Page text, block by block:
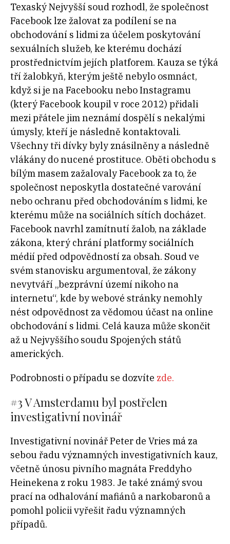
Texaský Nejvyšší soud rozhodl, že společnost
Facebook lze žalovat za podílení se na
obchodování s lidmi za účelem poskytování
sexuálních služeb, ke kterému dochází
prostřednictvím jejích platforem. Kauza se týká
tří žalobkyň, kterým ještě nebylo osmnáct,
když si je na Facebooku nebo Instagramu
(který Facebook koupil v roce 2012) přidali
mezi přátele jim neznámí dospělí s nekalými
úmysly, kteří je následně kontaktovali.
Všechny tři dívky byly znásilněny a následně
vlákány do nucené prostituce. Oběti obchodu s
bílým masem zažalovaly Facebook za to, že
společnost neposkytla dostatečné varování
nebo ochranu před obchodováním s lidmi, ke
kterému může na sociálních sítích docházet.
Facebook navrhl zamítnutí žalob, na základe
zákona, který chrání platformy sociálních
médií před odpovědností za obsah. Soud ve
svém stanovisku argumentoval, že zákony
nevytváří „bezprávní území nikoho na
internetu“, kde by webové stránky nemohly
nést odpovědnost za vědomou účast na online
obchodování s lidmi. Celá kauza může skončit
až u Nejvyššího soudu Spojených států
amerických.
Podrobnosti o případu se dozvíte zde.
#3 V Amsterdamu byl postřelen
investigativní novinář
Investigativní novinář Peter de Vries má za
sebou řadu významných investigativních kauz,
včetně únosu pivního magnáta Freddyho
Heinekena z roku 1983. Je také známý svou
prací na odhalování mafiánů a narkobaronů a
pomohl policii vyřešit řadu významných
případů.